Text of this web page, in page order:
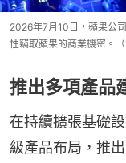
2026年7月10日，蘋果公
性竊取蘋果的商業機密。（
推出多項產品
在持續擴張基礎
級產品布局，推